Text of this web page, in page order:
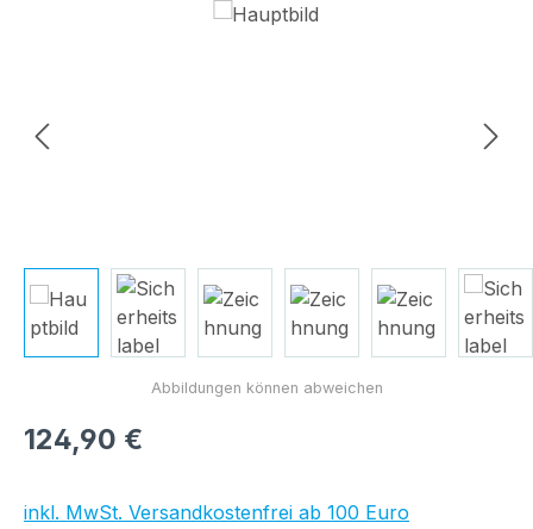
Bildergalerie überspringen
Regulärer Preis:
124,90 €
inkl. MwSt. Versandkostenfrei ab 100 Euro